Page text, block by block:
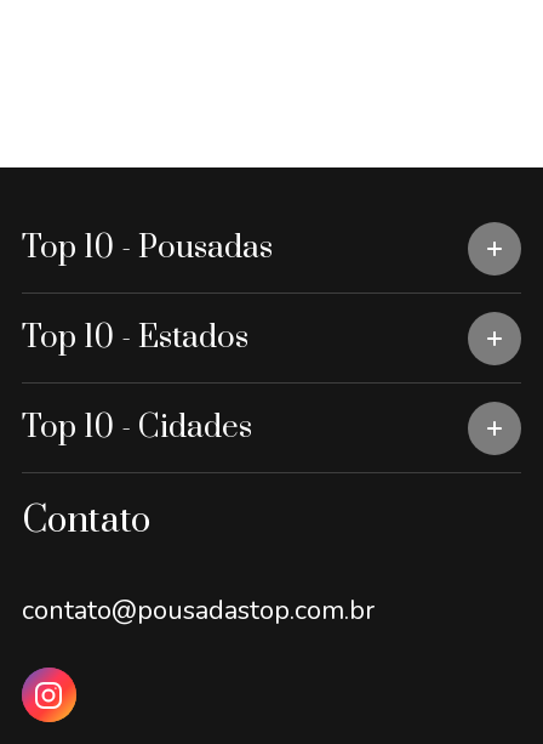
Top 10 - Pousadas
Top 10 - Estados
Top 10 - Cidades
Contato
contato@pousadastop.com.br